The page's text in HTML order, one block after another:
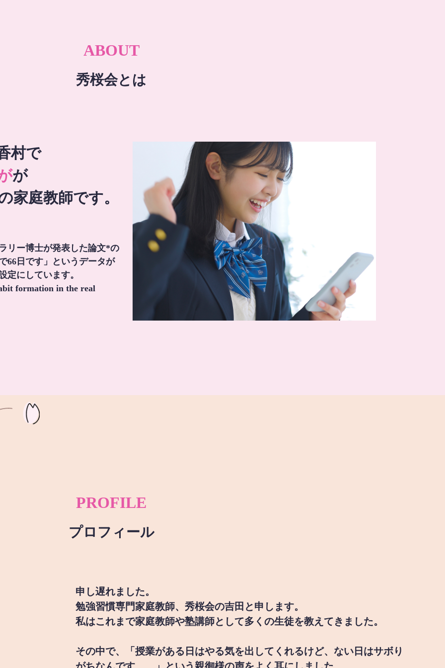
ABOUT
秀桜会とは
村で
が
家庭教師です。
リー博士が発表した論文*の
66日です」というデータが
定にしています。
formation in the real
PROFILE
プロフィール
申し遅れました。
勉強習慣専門家庭教師、秀桜会の吉田と申します。
私はこれまで家庭教師や塾講師として多くの生徒を教えてきました。
その中で、「授業がある日はやる気を出してくれるけど、ない日はサボり